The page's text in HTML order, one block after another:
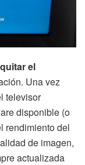
el
Una vez
televisor
disponible (o
rendimiento del
de imagen,
actualizada